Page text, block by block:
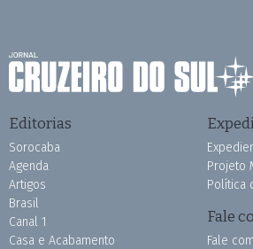
Editorias
Sorocaba
Agenda
Artigos
Brasil
Canal 1
Casa e Acabamento
Projeto
Política
Fale
Fale